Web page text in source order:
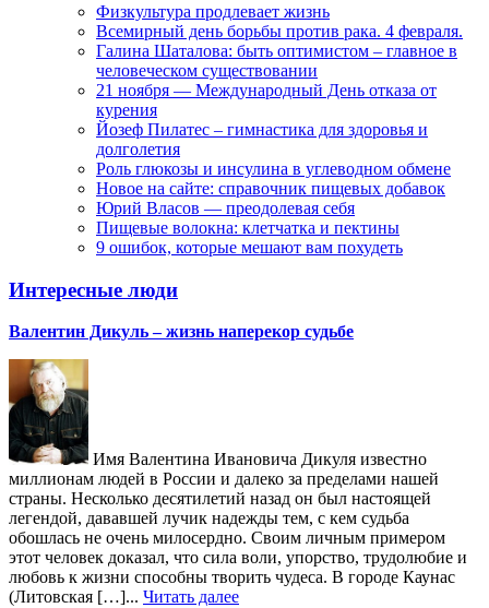
Физкультура продлевает жизнь
Всемирный день борьбы против рака. 4 февраля.
Галина Шаталова: быть оптимистом – главное в
человеческом существовании
21 ноября — Международный День отказа от
курения
Йозеф Пилатес – гимнастика для здоровья и
долголетия
Роль глюкозы и инсулина в углеводном обмене
Новое на сайте: справочник пищевых добавок
Юрий Власов — преодолевая себя
Пищевые волокна: клетчатка и пектины
9 ошибок, которые мешают вам похудеть
Интересные люди
Валентин Дикуль – жизнь наперекор судьбе
Имя Валентина Ивановича Дикуля известно
миллионам людей в России и далеко за пределами нашей
страны. Несколько десятилетий назад он был настоящей
легендой, дававшей лучик надежды тем, с кем судьба
обошлась не очень милосердно. Своим личным примером
этот человек доказал, что сила воли, упорство, трудолюбие и
любовь к жизни способны творить чудеса. В городе Каунас
(Литовская […]... Читать далее